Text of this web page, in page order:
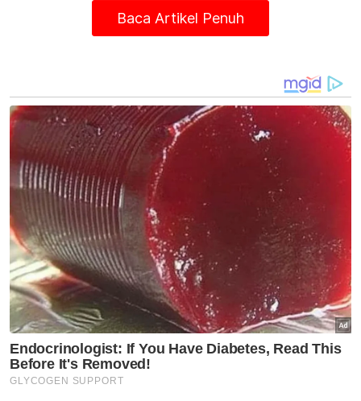
“Semoga Khairul Aming cepat sembuh dan
kembali aktif seperti biasa.
"Kami tahu dia seorang yang sangat
berdedikasi dalam membantu masyarakat,”
tulis seorang pengguna di ruangan komen
Instagramnya.
Baca Artikel Penuh